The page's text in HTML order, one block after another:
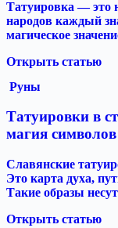
Татуировка — это
народов каждый
магическое
Открыть статью
Руны
Татуировки в
магия
Славянские
Это карта духа,
Такие образы
Открыть статью